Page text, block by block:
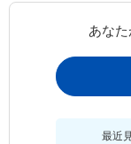
あな
最近